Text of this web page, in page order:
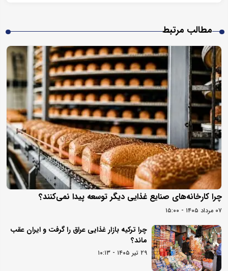
مطالب مرتبط
چرا کارخانه‌های صنایع غذایی دیگر توسعه پیدا نمی‌کنند؟
۰۷ مرداد ۱۴۰۵ - ۱۵:۰۰
چرا ترکیه بازار غذایی عراق را گرفت و ایران عقب
ماند؟
۲۹ تیر ۱۴۰۵ - ۱۰:۱۳